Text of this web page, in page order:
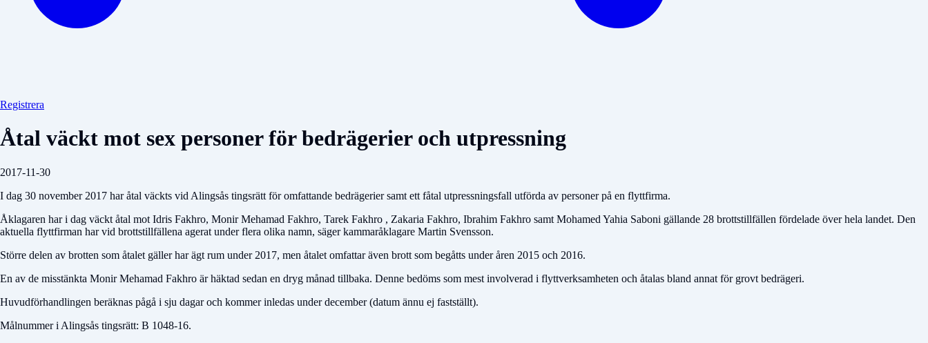
Registrera
Åtal väckt mot sex personer för bedrägerier och utpressning
2017-11-30
I dag 30 november 2017 har åtal väckts vid Alingsås tingsrätt för omfattande bedrägerier samt ett fåtal utpressningsfall utförda av personer på en flyttfirma.
Åklagaren har i dag väckt åtal mot Idris Fakhro, Monir Mehamad Fakhro, Tarek Fakhro , Zakaria Fakhro, Ibrahim Fakhro samt Mohamed Yahia Saboni gällande 28 brottstillfällen fördelade över hela landet. Den
aktuella flyttfirman har vid brottstillfällena agerat under flera olika namn, säger kammaråklagare Martin Svensson.
Större delen av brotten som åtalet gäller har ägt rum under 2017, men åtalet omfattar även brott som begåtts under åren 2015 och 2016.
En av de misstänkta Monir Mehamad Fakhro är häktad sedan en dryg månad tillbaka. Denne bedöms som mest involverad i flyttverksamheten och åtalas bland annat för grovt bedrägeri.
Huvudförhandlingen beräknas pågå i sju dagar och kommer inledas under december (datum ännu ej fastställt).
Målnummer i Alingsås tingsrätt: B 1048-16.